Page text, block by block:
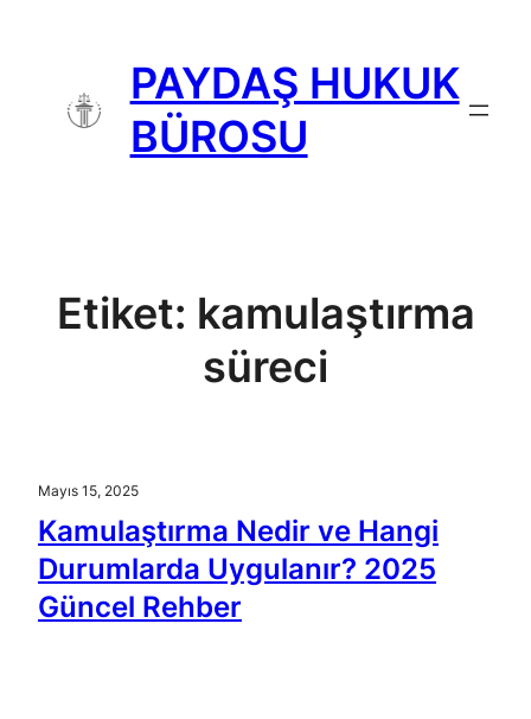
PAYDAŞ HUKUK
BÜROSU
Etiket: kamulaştırma
süreci
Mayıs 15, 2025
Kamulaştırma Nedir ve Hangi
Durumlarda Uygulanır? 2025
Güncel Rehber